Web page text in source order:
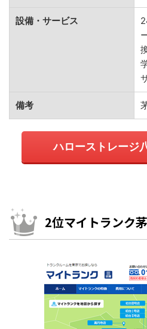
設備・サービス
備考
ハローストレージ
2位マイトランク